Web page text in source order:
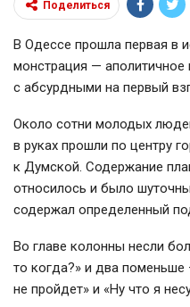
Поделиться
В Одессе прошла первая в
монстрация — аполитичное
с абсурдными на первый
Около сотни молодых
в руках прошли по центру
к Думской. Содержание
относилось и было
содержал определенный
Во главе колонны несли
то когда?» и два поменьше
не пройдет» и «Ну что я